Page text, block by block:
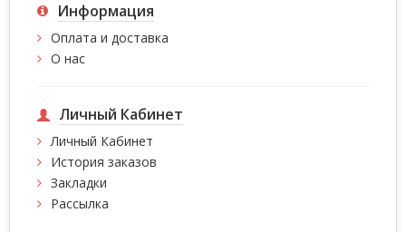
Информация
Оплата и доставка
О нас
Личный Кабинет
Личный Кабинет
История заказов
Закладки
Рассылка